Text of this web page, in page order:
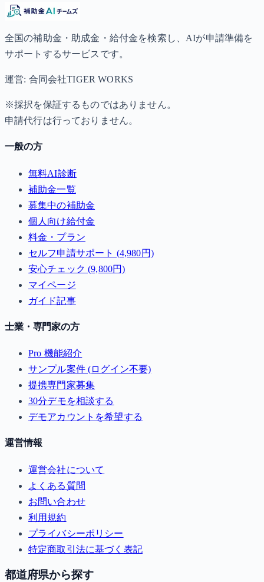
全国の補助金・助成金・給付金を検索し、AIが申請準備を
サポートするサービスです。
運営: 合同会社TIGER WORKS
※採択を保証するものではありません。
申請代行は行っておりません。
一般の方
無料AI診断
補助金一覧
募集中の補助金
個人向け給付金
料金・プラン
セルフ申請サポート (4,980円)
安心チェック (9,800円)
マイページ
ガイド記事
士業・専門家の方
Pro 機能紹介
サンプル案件 (ログイン不要)
提携専門家募集
30分デモを相談する
デモアカウントを希望する
運営情報
運営会社について
よくある質問
お問い合わせ
利用規約
プライバシーポリシー
特定商取引法に基づく表記
都道府県から探す